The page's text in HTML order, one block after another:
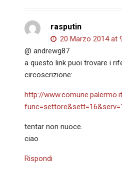
rasputin
20 Marzo 2014 at
@ andrewg87
a questo link puoi trovare i
circoscrizione:
http://
tentar non nuoce.
ciao
Rispondi